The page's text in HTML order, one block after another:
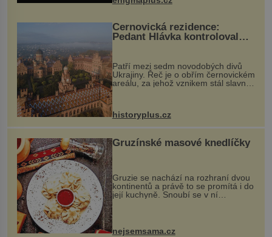
...
Černovická rezidence:
Pedant Hlávka kontroloval
Patří mezi sedm novodobých divů
Ukrajiny. Řeč je o obřím černovickém
areálu, za jehož vznikem stál slavný
český architekt Josef Hlávka. Ten si
na něm dal mimořádně záležet. Jeho
stavební plány by při ...
historyplus.cz
Gruzínské masové knedlíčky
Gruzie se nachází na rozhraní dvou
kontinentů a právě to se promítá i do
její kuchyně. Snoubí se v ní
evropské a asijské chutě a díky tomu
vznikají rozmanité a chuťově bohaté
pokrmy, které rozhodně st...
nejsemsama.cz